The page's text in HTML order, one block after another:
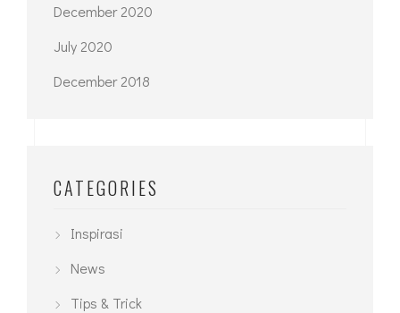
December 2020
July 2020
December 2018
CATEGORIES
Inspirasi
News
Tips & Trick